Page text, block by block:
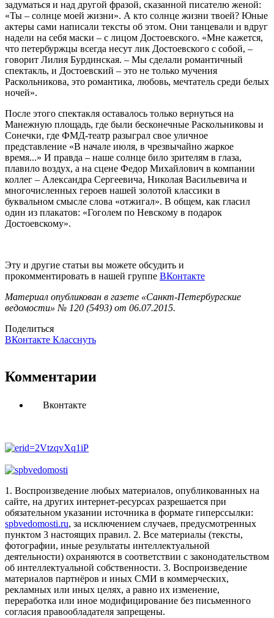
задуматься и над другой фразой, сказанной писателю женой:
«Ты – солнце моей жизни». А кто солнце жизни твоей? Юные
актеры сами написали тексты об этом. Они танцевали и вдруг
надели на себя маски – с лицом Достоевского. «Мне кажется,
что петербуржцы всегда несут лик Достоевского с собой, –
говорит Лилия Бурдинская. – Мы сделали романтичный
спектакль, и Достоевский – это не только мучения
Раскольникова, это романтика, любовь, мечтатель среди белых
ночей».
После этого спектакля оставалось только вернуться на
Манежную площадь, где были бесконечные Раскольниковы и
Сонечки, где ФМД-театр разыграл свое уличное
представление «В начале июля, в чрезвычайно жаркое
время...» И правда – наше солнце било зрителям в глаза,
плавило воздух, а на сцене Федор Михайлович в компании
коллег – Александра Сергеевича, Николая Васильевича и
многочисленных героев нашей золотой классики в
буквальном смысле слова «отжигал». В общем, как гласил
один из плакатов: «Гоголем по Невскому в подарок
Достоевскому».
Эту и другие статьи вы можете обсудить и
прокомментировать в нашей группе ВКонтакте
Материал опубликован в газете «Санкт-Петербургские
ведомости» № 120 (5493) от 06.07.2015.
Поделиться
ВКонтакте Класснуть
Комментарии
Вконтакте
1. Воспроизведение любых материалов, опубликованных на
сайте, на других интернет-ресурсах разрешается при
обязательном указании источника в формате гиперссылки:
spbvedomosti.ru, за исключением случаев, предусмотренных
пунктом 3 настоящих правил. 2. Все материалы (тексты,
фотографии, иные результаты интеллектуальной
деятельности) охраняются в соответствии с законодательством
об интеллектуальной собственности. 3. Воспроизведение
материалов партнёров и иных СМИ в коммерческих,
рекламных или иных целях, а равно их изменение,
переработка или иное модифицирование без письменного
согласия правообладателя запрещены.